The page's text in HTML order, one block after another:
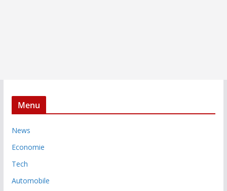
Menu
News
Economie
Tech
Automobile